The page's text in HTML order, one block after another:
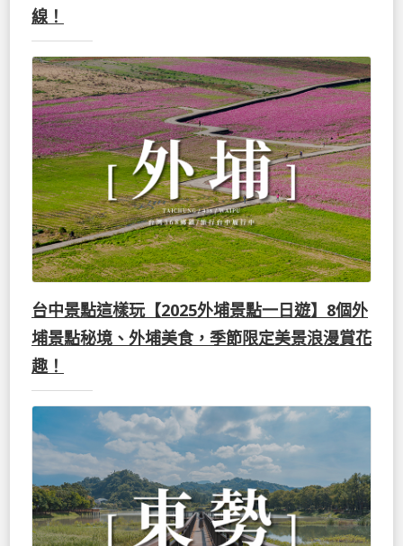
線！
台中景點這樣玩【2025外埔景點一日遊】8個外
埔景點秘境、外埔美食，季節限定美景浪漫賞花
趣！